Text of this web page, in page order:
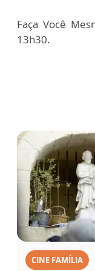
Faça Você
13h30.
CINE FAMÍLIA